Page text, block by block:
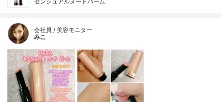
会社員 / 美容モニター
みこ